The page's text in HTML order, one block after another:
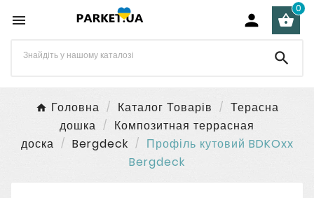
  
0

Головна Каталог Товарів
Терасна
дошка
Композитная террасная
доска
Bergdeck
Профіль кутовий BDKOxx
Bergdeck